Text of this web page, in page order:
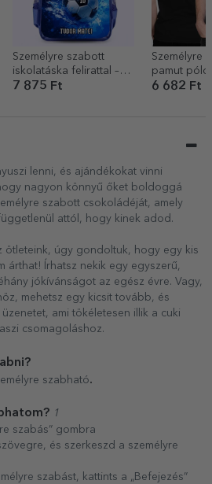
Személyre szabott
iskolatáska felirattal –
Labdarúgás
7 875 Ft
Személyre
pamut
logóval,
6 682 Ft
lenni, és ajándékokat vinni
nagyon könnyű őket boldoggá
szabott csokoládéját, amely
attól, hogy kinek adod.
ötleteink, úgy gondoltuk, hogy egy kis
árthat! Írhatsz nekik egy egyszerű,
jókívánságot az egész évre. Vagy,
mehetsz egy kicsit tovább, és
ami tökéletesen illik a cuki
csomagoláshoz.
szabható.
1
szabás” gombra
és szerkeszd a személyre
szabást, kattints a „Befejezés”